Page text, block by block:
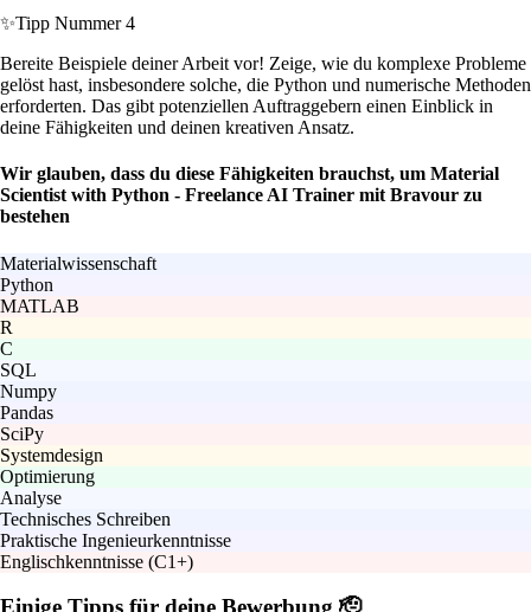
✨Tipp Nummer 4
Bereite Beispiele deiner Arbeit vor! Zeige, wie du komplexe Probleme
gelöst hast, insbesondere solche, die Python und numerische Methoden
erforderten. Das gibt potenziellen Auftraggebern einen Einblick in
deine Fähigkeiten und deinen kreativen Ansatz.
Wir glauben, dass du diese Fähigkeiten brauchst, um Material
Scientist with Python - Freelance AI Trainer mit Bravour zu
bestehen
Materialwissenschaft
Python
MATLAB
R
C
SQL
Numpy
Pandas
SciPy
Systemdesign
Optimierung
Analyse
Technisches Schreiben
Praktische Ingenieurkenntnisse
Englischkenntnisse (C1+)